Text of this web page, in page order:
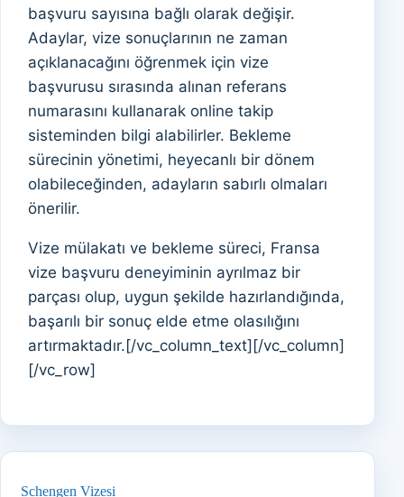
Schengen Vizesi
başvuru sayısına bağlı olarak değişir.
Adaylar, vize sonuçlarının ne zaman
açıklanacağını öğrenmek için vize
başvurusu sırasında alınan referans
numarasını kullanarak online takip
sisteminden bilgi alabilirler. Bekleme
sürecinin yönetimi, heyecanlı bir dönem
olabileceğinden, adayların sabırlı olmaları
önerilir.
Vize mülakatı ve bekleme süreci, Fransa
vize başvuru deneyiminin ayrılmaz bir
parçası olup, uygun şekilde hazırlandığında,
başarılı bir sonuç elde etme olasılığını
artırmaktadır.[/vc_column_text][/vc_column]
[/vc_row]